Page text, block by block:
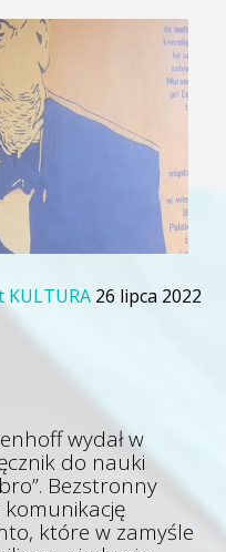
KULTURA26 lipca 2022
wydał w
do nauki
Bezstronny
komunikację
które w zamyśle